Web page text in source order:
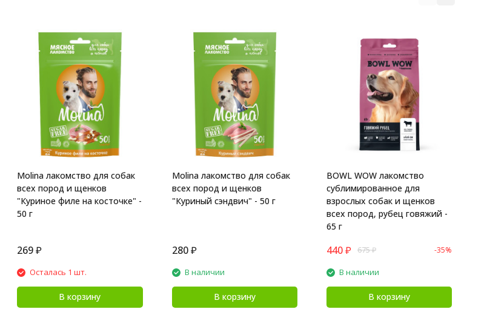
Molina лакомство для собак
всех пород и щенков
"Куриное филе на косточке" -
50 г
269₽
Осталась 1 шт.
В корзину
Molina лакомство для собак
всех пород и щенков
"Куриный сэндвич" - 50 г
280₽
В наличии
В корзину
BOWL WOW лакомство
сублимированное для
взрослых собак и щенков
всех пород, рубец говяжий -
65 г
440₽ 675₽ -35%
В наличии
В корзину